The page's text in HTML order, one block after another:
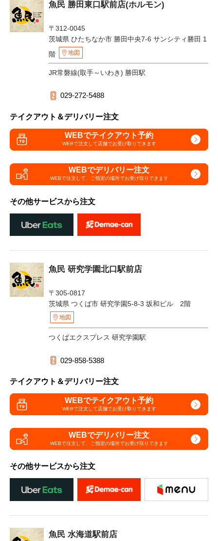
魚民 勝田東口駅前店(ホルモン)
〒312-0045
茨城県 ひたちなか市 勝田中央7-6 サンシティ勝田 1
階
地図
JR常磐線(取手～いわき) 勝田駅
029-272-5488
テイクアウト＆デリバリー注文
WEBでテイクアウト予約
WEBで注文して店舗でお受け取りできます
WEBでデリバリー注文
WEBで注文して、 ご指定の場所でお受け取りできます
その他サービスから注文
魚民 研究学園北口駅前店
〒305-0817
茨城県 つくば市 研究学園5-8-3 坂和ビル 2階
地図
つくばエクスプレス 研究学園駅
029-858-5388
テイクアウト＆デリバリー注文
WEBでテイクアウト予約
WEBで注文して店舗でお受け取りできます
WEBでデリバリー注文
WEBで注文して、 ご指定の場所でお受け取りできます
その他サービスから注文
魚民 水海道駅前店